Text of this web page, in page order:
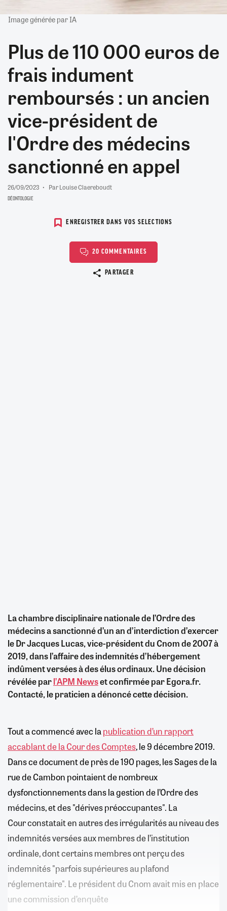
Image générée par IA
Plus de 110 000 euros de
frais indument
remboursés : un ancien
vice-président de
l'Ordre des médecins
sanctionné en appel
26/09/2023 Par Louise Claereboudt
DÉONTOLOGIE
ENREGISTRER DANS VOS SELECTIONS
20 COMMENTAIRES
PARTAGER
La chambre disciplinaire nationale de l’Ordre des
médecins a sanctionné d’un an d’interdiction d’exercer
le Dr Jacques Lucas, vice-président du Cnom de 2007 à
2019, dans l’affaire des indemnités d’hébergement
indûment versées à des élus ordinaux. Une décision
révélée parl’APM Newset confirmée par Egora.fr.
Contacté, le praticien a dénoncé cette décision.
Tout a commencé avec lapublication d’un rapport
accablant de la Cour des Comptes, le 9 décembre 2019.
Dans ce document de près de 190 pages, les Sages de la
rue de Cambon pointaient de nombreux
dysfonctionnements dans la gestion de l’Ordre des
médecins, et des "dérives préoccupantes". La
Cour constatait en autres des irrégularités au niveau des
indemnités versées aux membres de l’institution
ordinale, dont certains membres ont perçu des
indemnités "parfois supérieures au plafond
réglementaire". Le président du Cnom avait mis en place
une commission d’enquête